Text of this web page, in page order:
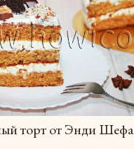
торт от Энди Шефа